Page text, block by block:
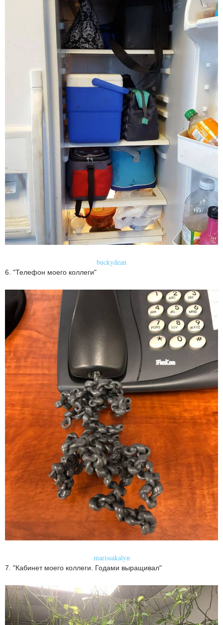
buckydean
6. "Телефон моего коллеги"
marissakalyn
7. "Кабинет моего коллеги. Годами выращивал"